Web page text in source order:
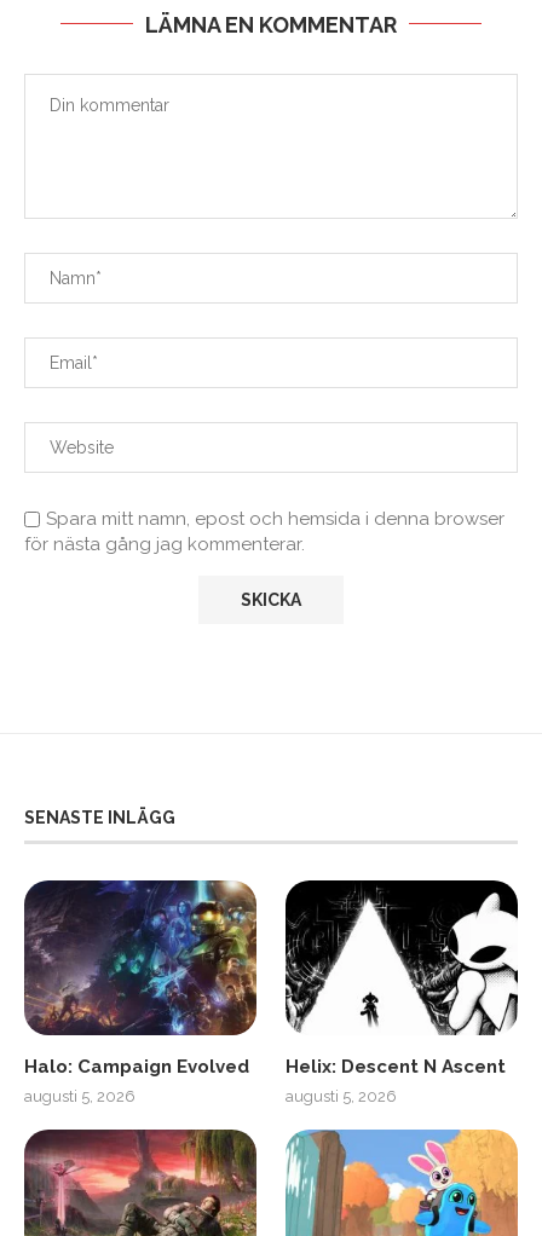
LÄMNA EN KOMMENTAR
Spara mitt namn, epost och hemsida i denna browser
för nästa gång jag kommenterar.
SENASTE INLÄGG
Halo: Campaign Evolved
augusti 5, 2026
Helix: Descent N Ascent
augusti 5, 2026